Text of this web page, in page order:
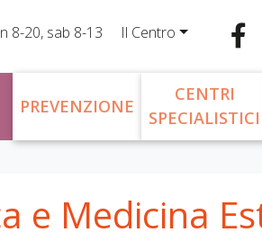
8-20, sab 8-13 Il Centro
PREVENZIONE
CENTRI
SPECIALISTICI
e Medicina